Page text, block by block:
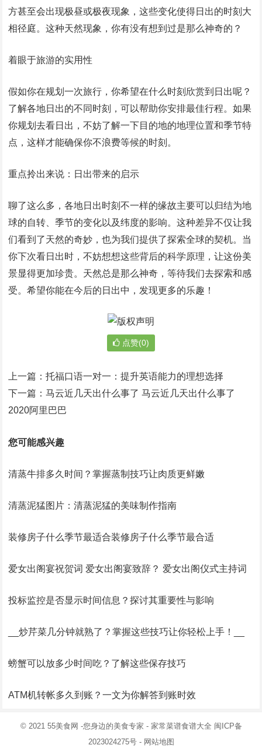
方甚至会出现极昼或极夜现象，这些变化使得日出的时刻大
相径庭。这种天然现象，你有没有想到过是那么神奇的？
着眼于旅游的实用性
假如你在规划一次旅行，你希望在什么时刻欣赏到日出呢？
了解各地日出的不同时刻，可以帮助你安排最佳行程。如果
你规划去看日出，不妨了解一下目的地的地理位置和季节特
点，这样才能确保你不浪费等候的时刻。
重点拎出来说：日出带来的启示
聊了这么多，各地日出时刻不一样的缘故主要可以归结为地
球的自转、季节的变化以及纬度的影响。这种差异不仅让我
们看到了天然的奇妙，也为我们提供了探索全球的契机。当
你下次看日出时，不妨想想这些背后的科学原理，让这份美
景显得更加珍贵。天然总是那么神奇，等待我们去探索和感
受。希望你能在今后的日出中，发现更多的乐趣！
点赞(0)
上一篇：托福口语一对一：提升英语能力的理想选择
下一篇：马云近几天出什么事了 马云近几天出什么事了
2020阿里巴巴
您可能感兴趣
清蒸牛排多久时间？掌握蒸制技巧让肉质更鲜嫩
清蒸泥猛图片：清蒸泥猛的美味制作指南
装修房子什么季节最适合装修房子什么季节最合适
爱女出阁宴祝贺词 爱女出阁宴致辞？ 爱女出阁仪式主持词
投标监控是否显示时间信息？探讨其重要性与影响
__炒芹菜几分钟就熟了？掌握这些技巧让你轻松上手！__
螃蟹可以放多少时间吃？了解这些保存技巧
ATM机转帐多久到账？一文为你解答到账时效
© 2021 55美食网 -您身边的美食专家 - 家常菜谱食谱大全 闽ICP备
2023024275号- 网站地图